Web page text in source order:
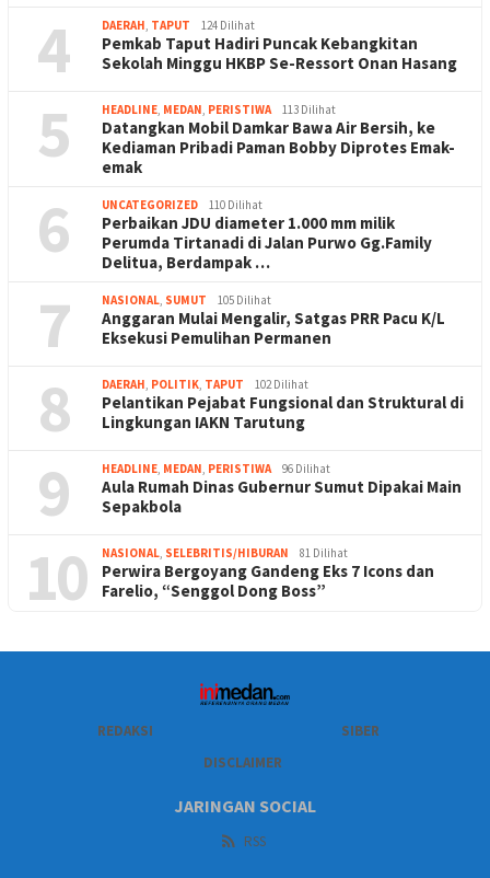
4 DAERAH, TAPUT 124 Dilihat
Pemkab Taput Hadiri Puncak Kebangkitan
Sekolah Minggu HKBP Se-Ressort Onan Hasang
5 HEADLINE, MEDAN, PERISTIWA 113 Dilihat
Datangkan Mobil Damkar Bawa Air Bersih, ke
Kediaman Pribadi Paman Bobby Diprotes Emak-
emak
6 UNCATEGORIZED 110 Dilihat
Perbaikan JDU diameter 1.000 mm milik
Perumda Tirtanadi di Jalan Purwo Gg.Family
Delitua, Berdampak …
7 NASIONAL, SUMUT 105 Dilihat
Anggaran Mulai Mengalir, Satgas PRR Pacu K/L
Eksekusi Pemulihan Permanen
8 DAERAH, POLITIK, TAPUT 102 Dilihat
Pelantikan Pejabat Fungsional dan Struktural di
Lingkungan IAKN Tarutung
9 HEADLINE, MEDAN, PERISTIWA 96 Dilihat
Aula Rumah Dinas Gubernur Sumut Dipakai Main
Sepakbola
10 NASIONAL, SELEBRITIS/HIBURAN 81 Dilihat
Perwira Bergoyang Gandeng Eks 7 Icons dan
Farelio, “Senggol Dong Boss”
REDAKSI
SIBER
DISCLAIMER
JARINGAN SOCIAL
RSS